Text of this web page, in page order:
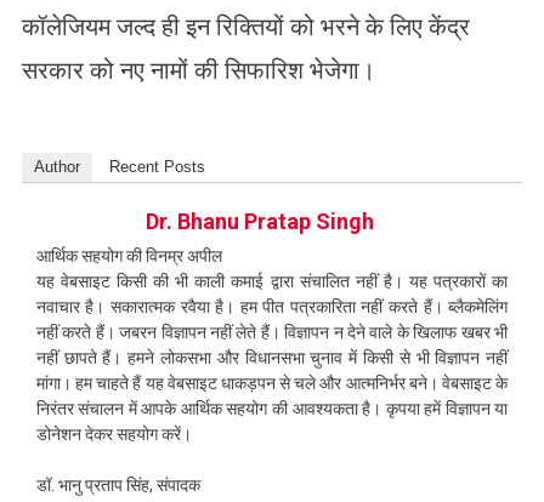
कॉलेजियम जल्द ही इन रिक्तियों को भरने के लिए केंद्र
सरकार को नए नामों की सिफारिश भेजेगा।
Author Recent Posts
Dr. Bhanu Pratap Singh
आर्थिक सहयोग की विनम्र अपील
यह वेबसाइट किसी की भी काली कमाई द्वारा संचालित नहीं है। यह पत्रकारों का
नवाचार है। सकारात्मक रवैया है। हम पीत पत्रकारिता नहीं करते हैं। ब्लैकमेलिंग
नहीं करते हैं। जबरन विज्ञापन नहीं लेते हैं। विज्ञापन न देने वाले के खिलाफ खबर भी
नहीं छापते हैं। हमने लोकसभा और विधानसभा चुनाव में किसी से भी विज्ञापन नहीं
मांगा। हम चाहते हैं यह वेबसाइट धाकड़पन से चले और आत्मनिर्भर बने। वेबसाइट के
निरंतर संचालन में आपके आर्थिक सहयोग की आवश्यकता है। कृपया हमें विज्ञापन या
डोनेशन देकर सहयोग करें।
डॉ. भानु प्रताप सिंह, संपादक